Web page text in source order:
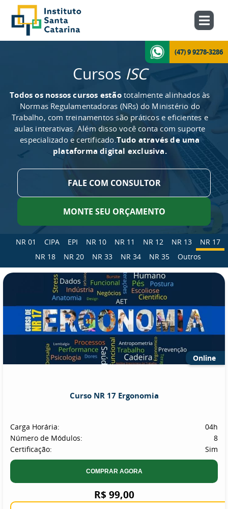
(47) 9 9278-3286
Cursos ISC
Todos os nossos cursos estãototalmente alinhados às
Normas Regulamentadoras (NRs) do Ministério do
Trabalho, com treinamentos são práticos e eficientes e
aulas interativas. Além disso você conta com suporte
especializado e certificado.Tudo através de uma
plataforma digital exclusiva.
FALE COM CONSULTOR
MONTE SEU ORÇAMENTO
NR 01 CIPA EPI NR 10 NR 11 NR 12 NR 13
NR 17
NR 18
NR 20 NR 33 NR 34 NR 35 Outros
Online
Curso NR 17 Ergonomia
Carga Horária:
04h
Número de Módulos:
8
Certificação:
Sim
COMPRAR AGORA
R$ 99,00